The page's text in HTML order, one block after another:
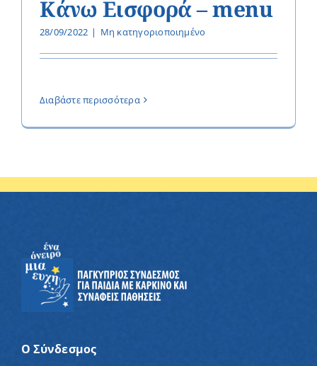
Κάνω Εισφορά – menu
28/09/2022 | Μη κατηγοριοποιημένο
Διαβάστε περισσότερα
Ο Σύνδεσμος